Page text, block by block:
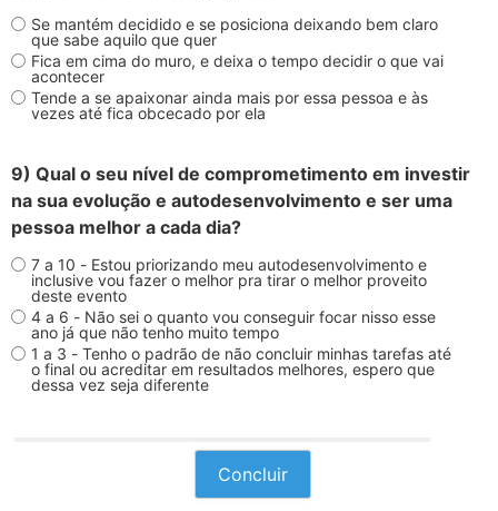
Se mantém decidido e se posiciona deixando bem claro
que sabe aquilo que quer
Fica em cima do muro, e deixa o tempo decidir o que vai
acontecer
Tende a se apaixonar ainda mais por essa pessoa e às
vezes até fica obcecado por ela
9) Qual o seu nível de comprometimento em investir
na sua evolução e autodesenvolvimento e ser uma
pessoa melhor a cada dia?
7 a 10 - Estou priorizando meu autodesenvolvimento e
inclusive vou fazer o melhor pra tirar o melhor proveito
deste evento
4 a 6 - Não sei o quanto vou conseguir focar nisso esse
ano já que não tenho muito tempo
1 a 3 - Tenho o padrão de não concluir minhas tarefas até
o final ou acreditar em resultados melhores, espero que
dessa vez seja diferente